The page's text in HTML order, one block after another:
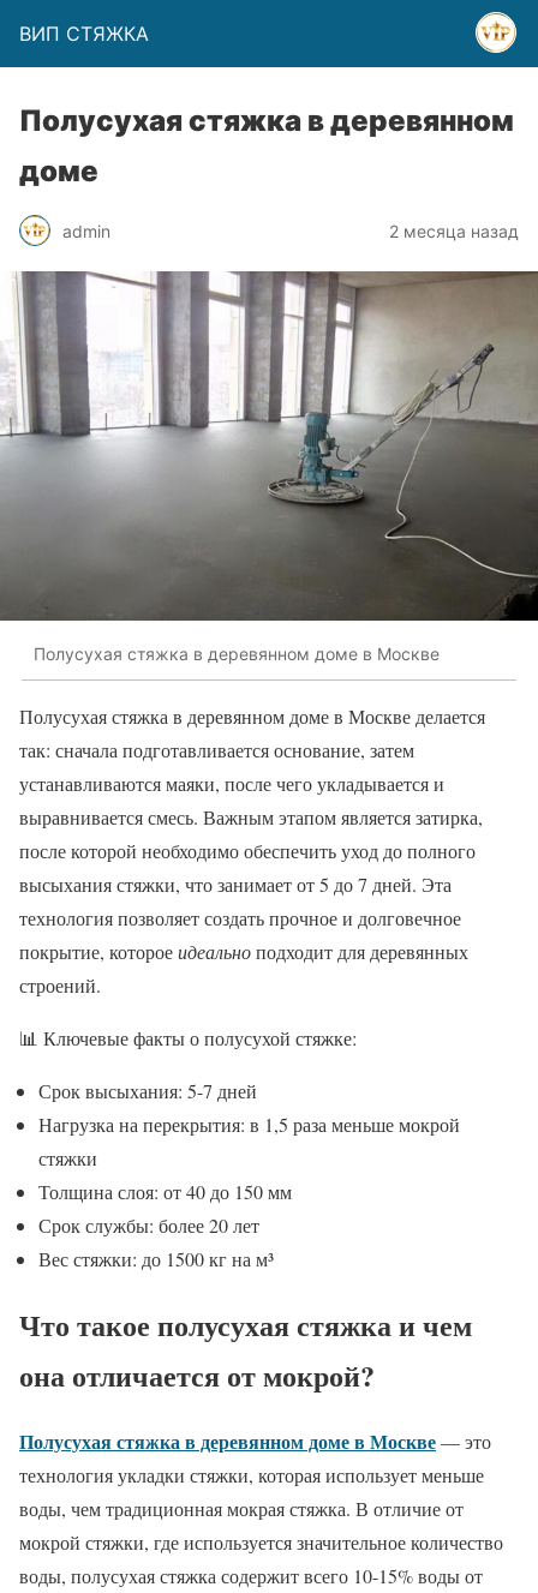
ВИП СТЯЖКА
Полусухая стяжка в деревянном
доме
admin 2 месяца назад
Полусухая стяжка в деревянном доме в Москве
Полусухая стяжка в деревянном доме в Москве делается
так: сначала подготавливается основание, затем
устанавливаются маяки, после чего укладывается и
выравнивается смесь. Важным этапом является затирка,
после которой необходимо обеспечить уход до полного
высыхания стяжки, что занимает от 5 до 7 дней. Эта
технология позволяет создать прочное и долговечное
покрытие, котороеидеальноподходит для деревянных
строений.
📊 Ключевые факты о полусухой стяжке:
Срок высыхания: 5-7 дней
Нагрузка на перекрытия: в 1,5 раза меньше мокрой
стяжки
Толщина слоя: от 40 до 150 мм
Срок службы: более 20 лет
Вес стяжки: до 1500 кг на м³
Что такое полусухая стяжка и чем
она отличается от мокрой?
Полусухая стяжка в деревянном доме в Москве— это
технология укладки стяжки, которая использует меньше
воды, чем традиционная мокрая стяжка. В отличие от
мокрой стяжки, где используется значительное количество
воды, полусухая стяжка содержит всего 10-15% воды от